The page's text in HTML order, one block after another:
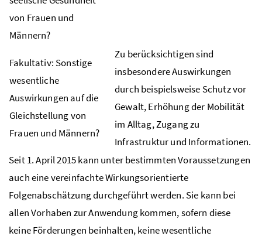
von Frauen und
Männern?
Fakultativ: Sonstige
wesentliche
Auswirkungen auf die
Gleichstellung von
Frauen und Männern?
Zu berücksichtigen sind
insbesondere Auswirkungen
durch beispielsweise Schutz vor
Gewalt, Erhöhung der Mobilität
im Alltag, Zugang zu
Infrastruktur und Informationen.
Seit 1. April 2015 kann unter bestimmten Voraussetzungen
auch eine vereinfachte Wirkungsorientierte
Folgenabschätzung durchgeführt werden. Sie kann bei
allen Vorhaben zur Anwendung kommen, sofern diese
keine Förderungen beinhalten, keine wesentliche